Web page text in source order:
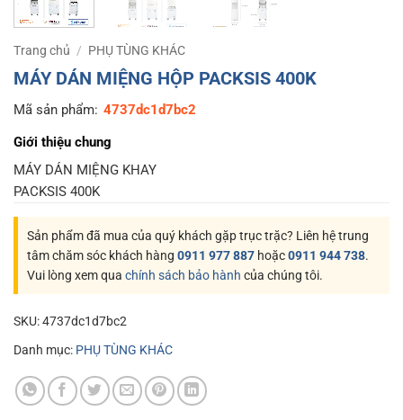
Trang chủ / PHỤ TÙNG KHÁC
MÁY DÁN MIỆNG HỘP PACKSIS 400K
Mã sản phẩm: 4737dc1d7bc2
Giới thiệu chung
MÁY DÁN MIỆNG KHAY
PACKSIS 400K
Sản phẩm đã mua của quý khách gặp trục trặc? Liên hệ trung
tâm chăm sóc khách hàng 0911 977 887 hoặc0911 944 738.
Vui lòng xem qua chính sách bảo hành của chúng tôi.
SKU:4737dc1d7bc2
Danh mục: PHỤ TÙNG KHÁC